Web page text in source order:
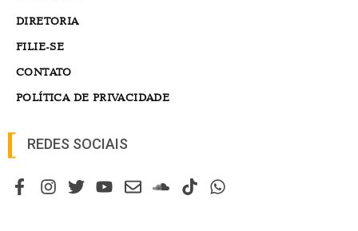
DIRETORIA
FILIE-SE
CONTATO
POLÍTICA DE PRIVACIDADE
REDES SOCIAIS